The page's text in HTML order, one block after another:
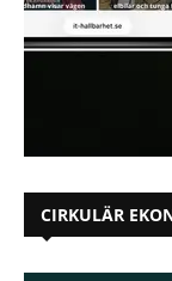
CIRKULÄR